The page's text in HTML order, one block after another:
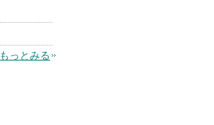
もっとみる